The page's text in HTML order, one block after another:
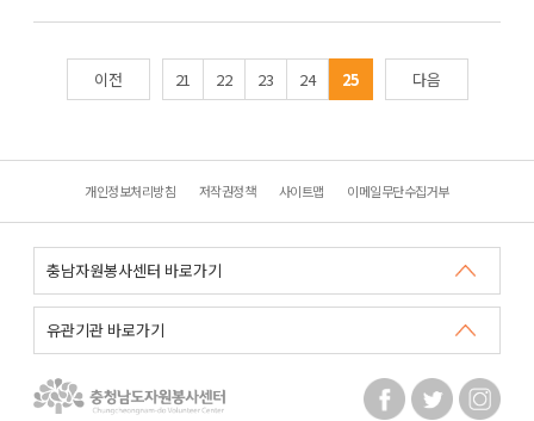
이전 21 22 23 24 25 다음
개인정보처리방침 저작권정책 사이트맵 이메일무단수집거부